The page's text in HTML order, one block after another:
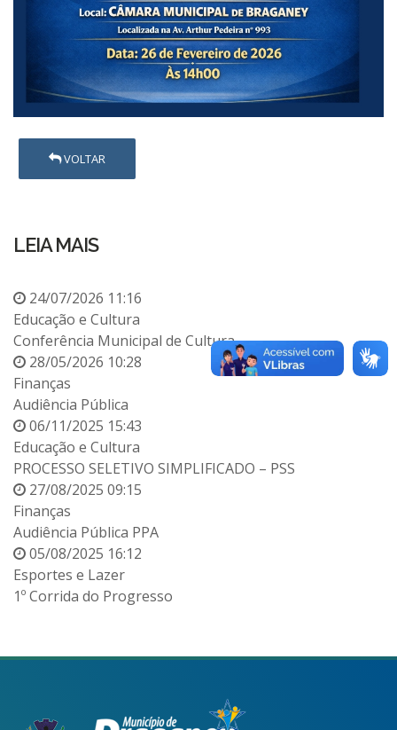
VOLTAR
LEIA MAIS
24/07/2026 11:16
Educação e Cultura
Conferência Municipal de Cultura
28/05/2026 10:28
Finanças
Audiência Pública
06/11/2025 15:43
Educação e Cultura
PROCESSO SELETIVO SIMPLIFICADO – PSS
27/08/2025 09:15
Finanças
Audiência Pública PPA
05/08/2025 16:12
Esportes e Lazer
1º Corrida do Progresso